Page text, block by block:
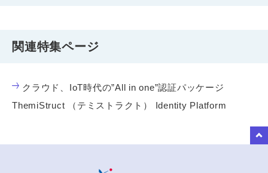
関連特集ページ
クラウド、IoT時代の”All in one”認証パッケージ
ThemiStruct （テミストラクト） Identity Platform